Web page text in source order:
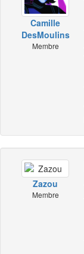
Camille
DesMoulins
Membre
Zazou
Membre